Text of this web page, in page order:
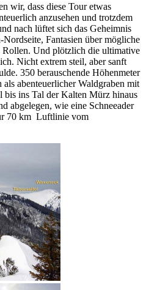
wir, dass diese Tour etwas
anzusehen und trotzdem
nach lüftet sich das Geheimnis
Nordseite, Fantasien über mögliche
Rollen. Und plötzlich die ultimative
Nicht extrem steil, aber sanft
350 berauschende Höhenmeter
abenteuerlicher Waldgraben mit
bis ins Tal der Kalten Mürz hinaus
abgelegen, wie eine Schneeader
70 km Luftlinie vom